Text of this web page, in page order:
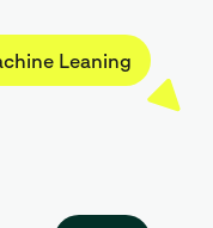
Leaning